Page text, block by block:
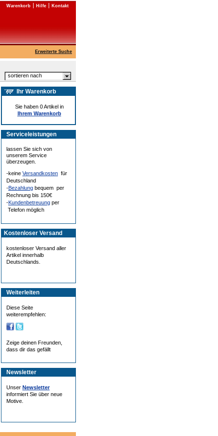
Warenkorb Hilfe Kontakt
Erweiterte Suche
sortieren nach
Ihr Warenkorb
Sie haben 0 Artikel in
Ihrem Warenkorb
Serviceleistungen
lassen Sie sich von
unserem Service
überzeugen.
-keine Versandkosten für
Deutschland
-Bezahlung bequem per
Rechnung bis 150€
-Kundenbetreuung per
Telefon möglich
Kostenloser Versand
kostenloser Versand aller
Artikel innerhalb
Deutschlands.
Weiterleiten
Diese Seite
weiterempfehlen:
Zeige deinen Freunden,
dass dir das gefällt
Newsletter
Unser Newsletter
informiert Sie über neue
Motive.